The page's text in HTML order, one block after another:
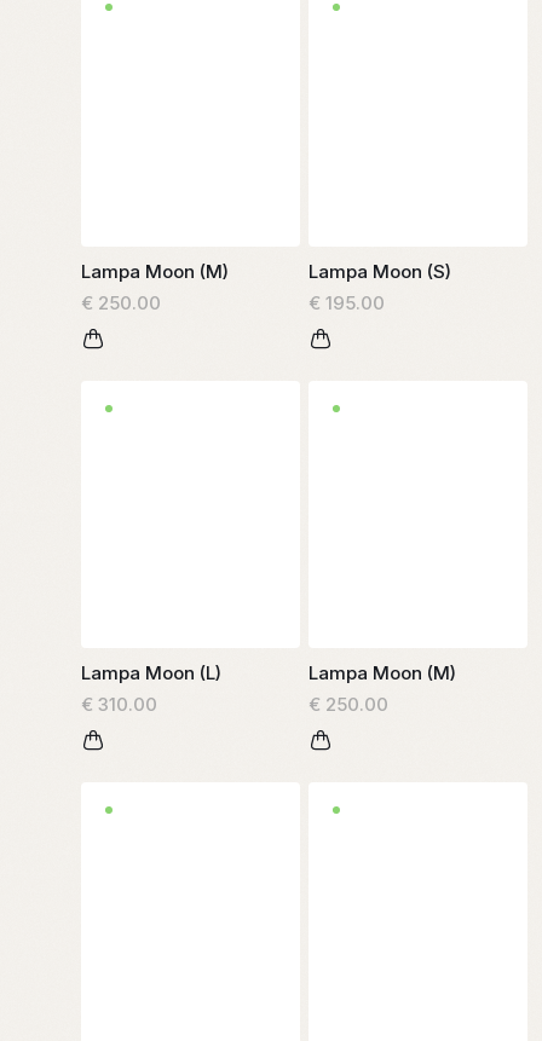
Lampa Moon (M)
€ 250.00
Lampa Moon (S)
€ 195.00
Lampa Moon (L)
€ 310.00
Lampa Moon (M)
€ 250.00